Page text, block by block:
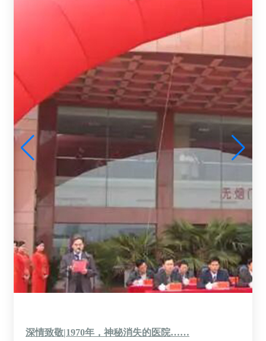
深情致敬|1970年，神秘消失的医院……